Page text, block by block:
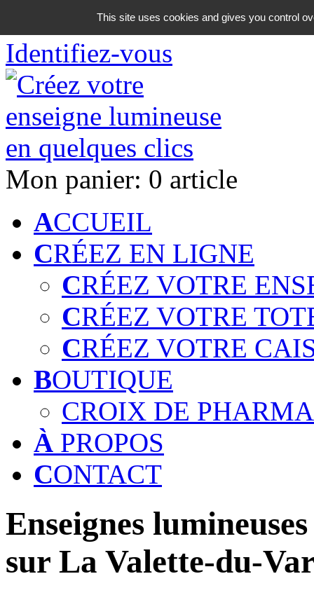
06 18 42 08 59
Identifiez-vous
Mon panier: 0 article
ACCUEIL
CRÉEZ EN LIGNE
CRÉEZ VOTRE
CRÉEZ VOTRE
CRÉEZ VOTRE
BOUTIQUE
CROIX DE
À PROPOS
CONTACT
Enseignes
sur La Valette-du-
This site uses cookies and gives you control